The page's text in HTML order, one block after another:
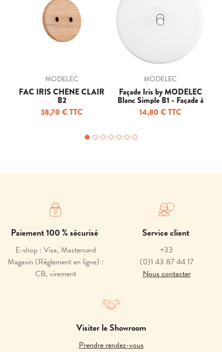
MODELEC
FAC IRIS CHENE CLAIR
B2
38,70 € TTC
MODELEC
Façade Iris by MODELEC
Blanc Simple B1 - Façade à
clip.
14,80 € TTC
Paiement 100 % sécurisé
E-shop : Visa, Mastercard
Magasin (Règlement en ligne) :
CB, virement
Service client
+33
(0)1 43 87 44 17
Nous contacter
Visiter le Showroom
Prendre rendez-vous